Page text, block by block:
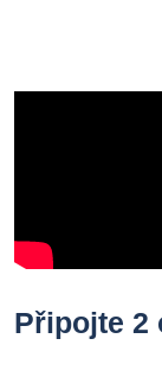
Připojte 2